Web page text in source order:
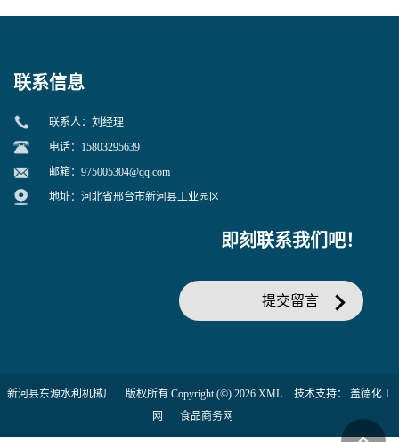
联系信息
联系人：刘经理
电话：15803295639
邮箱： 975005304@qq.com
地址：河北省邢台市新河县工业园区
即刻联系我们吧！
提交留言
新河县东源水利机械厂 版权所有 Copyright (©) 2026 XML 技术支持： 盖德化工
网
食品商务网